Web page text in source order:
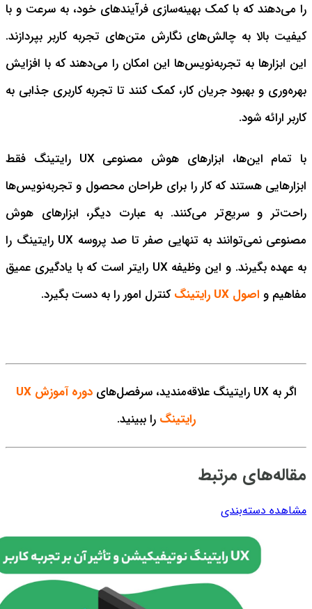
را می‌دهند که با کمک بهینه‌سازی فرآیندهای خود، به سرعت و با
کیفیت بالا به چالش‌های نگارش متن‌های تجربه کاربر بپردازند.
این ابزارها به تجربه‌نویس‌ها این امکان را می‌دهند که با افزایش
بهره‌وری و بهبود جریان کار، کمک کنند تا تجربه کاربری جذابی به
کاربر ارائه شود.
با تمام این‌ها، ابزارهای هوش مصنوعی UX رایتینگ فقط
ابزارهایی هستند که کار را برای طراحان محصول و تجربه‌نویس‌ها
راحت‌تر و سریع‌تر می‌کنند. به عبارت دیگر، ابزارهای هوش
مصنوعی نمی‌توانند به تنهایی صفر تا صد پروسه UX رایتینگ را
به عهده بگیرند. و این وظیفه UX رایتر است که با یادگیری عمیق
مفاهیم و اصول UX رایتینگ کنترل امور را به دست بگیرد.
اگر به UX رایتینگ علاقه‌مندید، سرفصل‌های
دوره آموزش UX
رایتینگ را ببینید.
مقاله‌های مرتبط
مشاهده دسته‌بندی